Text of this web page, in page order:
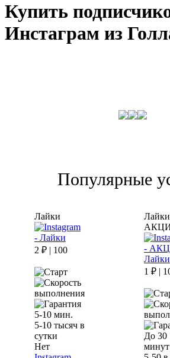
Купить
Инстаграм из
Популярные
Лайки
2 ₽ | 100
5-10 мин.
5-10 тысяч в
сутки
Нет
Лайки
1 ₽ |
До 30
минут